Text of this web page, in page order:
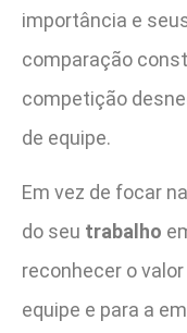
importância e
comparação
competição
de equipe.
Em vez de focar
do seu trabalho
reconhecer o
equipe e para a